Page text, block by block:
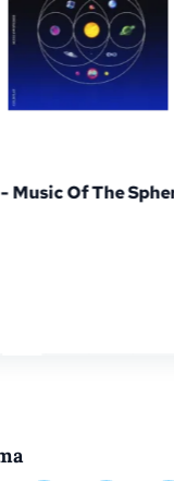
Of The Spheres